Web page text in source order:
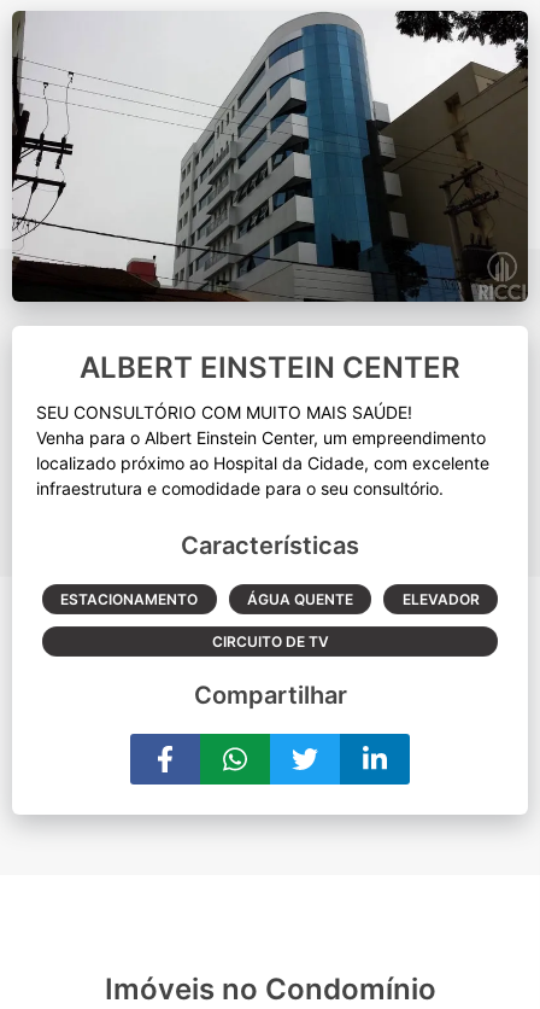
ALBERT EINSTEIN CENTER
SEU CONSULTÓRIO COM MUITO MAIS SAÚDE!
Venha para o Albert Einstein Center, um empreendimento
localizado próximo ao Hospital da Cidade, com excelente
Características
ESTACIONAMENTO ÁGUA QUENTE ELEVADOR
CIRCUITO DE TV
Compartilhar
Imóveis no Condomínio